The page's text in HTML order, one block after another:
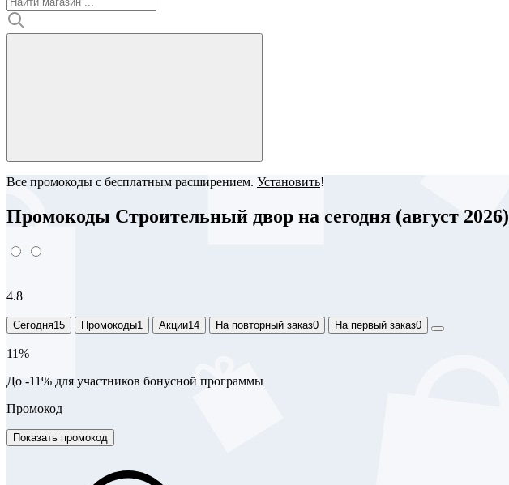
Все промокоды с бесплатным расширением. Установить!
Промокоды Строительный двор на сегодня (август 2026)
4.8
Сегодня15 Промокоды1 Акции14 На повторный заказ0 На первый заказ0
11%
До -11% для участников бонусной программы
Промокод
Показать промокод